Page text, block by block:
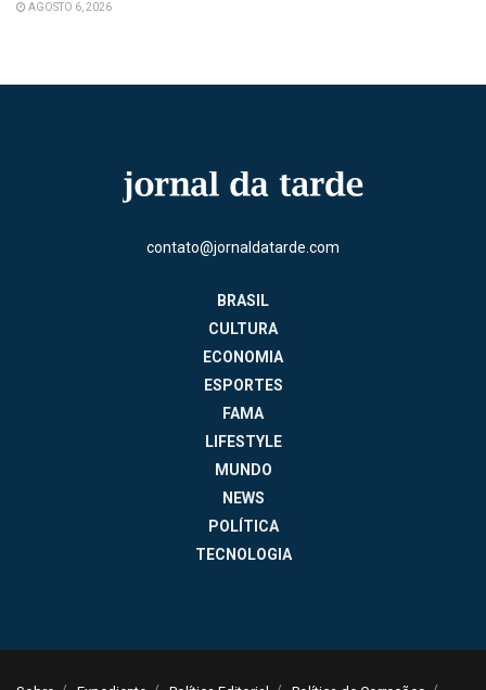
AGOSTO 6, 2026
contato@jornaldatarde.com
BRASIL
CULTURA
ECONOMIA
ESPORTES
FAMA
LIFESTYLE
MUNDO
NEWS
POLÍTICA
TECNOLOGIA